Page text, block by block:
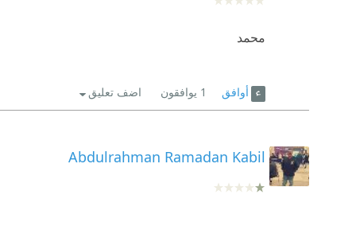
محمد
أوافق 1 يوافقون اضف تعليق
Abdulrahman Ramadan Kabil